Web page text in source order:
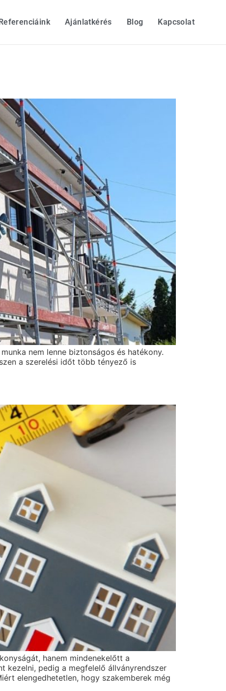
Ajánlatkérés Blog Kapcsolat
nem lenne biztonságos és hatékony.
a szerelési időt több tényező is
hanem mindenekelőtt a
kezelni, pedig a megfelelő állványrendszer
elengedhetetlen, hogy szakemberek még